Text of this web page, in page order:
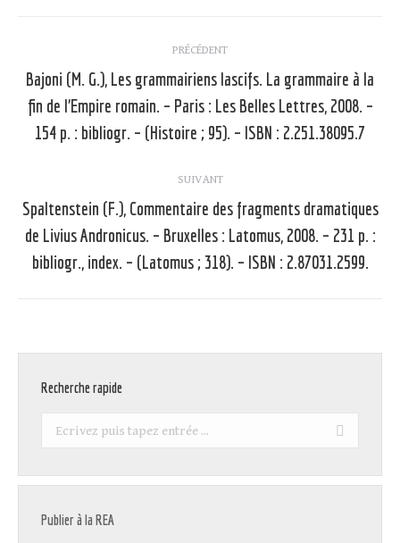
article
PRÉCÉDENT
Article
précédent
Bajoni (M. G.), Les grammairiens lascifs. La grammaire à la
fin de l’Empire romain. – Paris : Les Belles Lettres, 2008. –
154 p. : bibliogr. – (Histoire ; 95). – ISBN : 2.251.38095.7
SUIVANT
Article
suivant
Spaltenstein (F.), Commentaire des fragments dramatiques
de Livius Andronicus. – Bruxelles : Latomus, 2008. – 231 p. :
bibliogr., index. – (Latomus ; 318). – ISBN : 2.87031.2599.
Recherche rapide
Recherche
Publier à la REA